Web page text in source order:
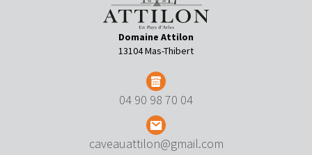
Domaine Attilon
13104 Mas-Thibert
04 90 98 70 04
caveauattilon@gmail.com